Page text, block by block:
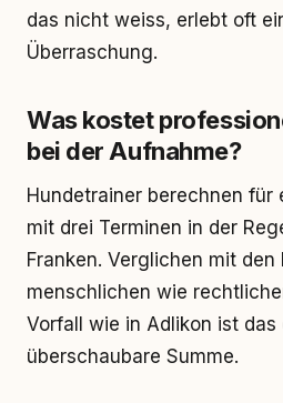
das nicht weiss, erlebt oft
Überraschung.
Was kostet
bei der Aufnahme?
Hundetrainer berechnen für
mit drei Terminen in der
Franken. Verglichen mit den
menschlichen wie
Vorfall wie in Adlikon ist das
überschaubare Summe.